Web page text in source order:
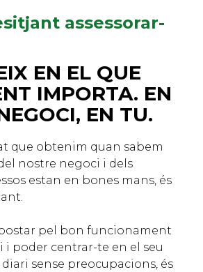
assessorar-
EN EL QUE
IMPORTA. EN
EN TU.
que obtenim quan sabem
nostre negoci i dels
estan en bones mans, és
pel bon funcionament
i poder centrar-te en el seu
sense preocupacions, és